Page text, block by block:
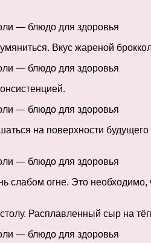
Вкус жареной
на поверхности
огне. Это
Расплавленный сыр на